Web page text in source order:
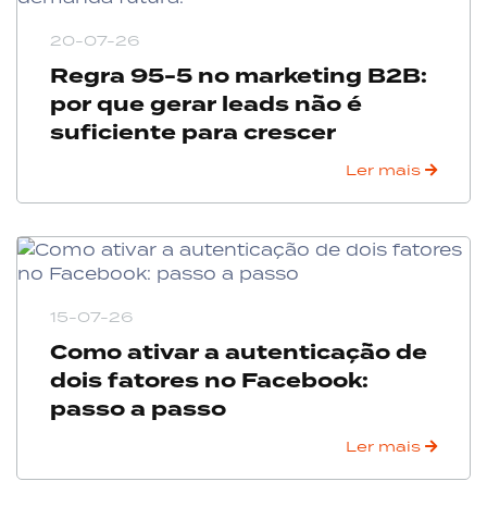
20-07-26
Regra 95-5 no marketing B2B:
por que gerar leads não é
suficiente para crescer
Ler mais
15-07-26
Como ativar a autenticação de
dois fatores no Facebook:
passo a passo
Ler mais